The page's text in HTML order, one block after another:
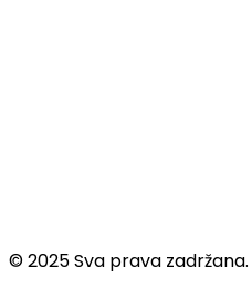
© 2025 Sva prava zadržana.